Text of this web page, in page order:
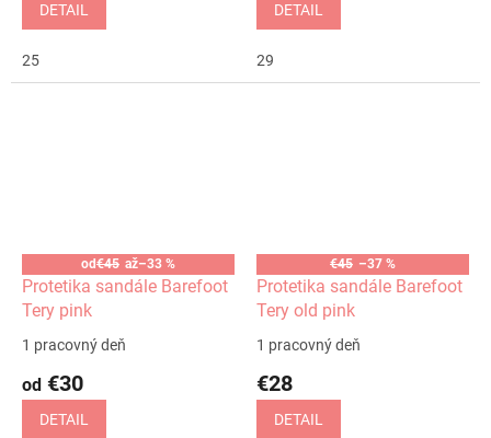
DETAIL
25
DETAIL
29
od€45 až–33 %
Protetika sandále Barefoot
Tery pink
1 pracovný deň
od €30
DETAIL
€45 –37 %
Protetika sandále Barefoot
Tery old pink
1 pracovný deň
€28
DETAIL